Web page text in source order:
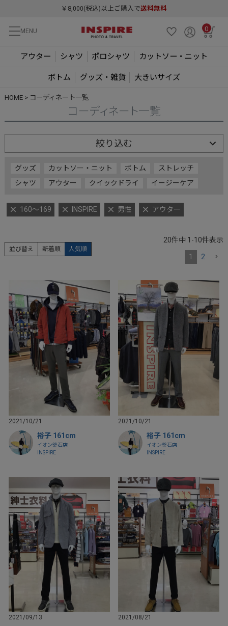
￥8,000(税込)以上ご購入で送料無料
MENU 0
アウター シャツ ポロシャツ カットソー・ニット
ボトム グッズ・雑貨 大きいサイズ
HOME コーディネート一覧
コーディネート一覧
絞り込む
グッズ カットソー・ニット ボトム
ストレッチ
シャツ
アウター クイックドライ イージーケア
160～169 INSPIRE 男性 アウター
並び替え 新着順 人気順
20件中 1 -10件表示
1 2
2021/10/21
裕子 161cm
イオン釜石店
INSPIRE
2021/10/21
裕子 161cm
イオン釜石店
INSPIRE
2021/09/13 2021/08/21